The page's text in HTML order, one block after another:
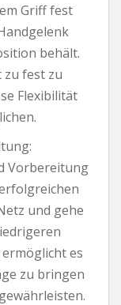
Griff fest
behält.
zu fest zu
Flexibilität
Vorbereitung
und gehe
es
zu bringen